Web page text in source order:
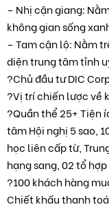
– Nhị cận giang:
không gian sống
– Tam cận lộ: Nằm
diện trung tâm tỉnh
?Chủ đầu tư DIC
?Vị trí chiến lược về
?Quần thể 25+ Tiện
tâm Hội nghị 5 sao,
học liên cấp từ,
hạng sang, 02 tổ hợp
?100 khách hàng
Chiết khấu thanh